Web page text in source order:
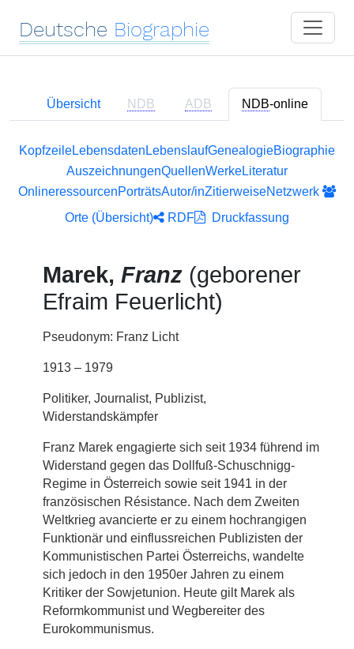
Deutsche Biographie
Übersicht NDB ADB NDB-online
KopfzeileLebensdaten LebenslaufGenealogieBiographie
AuszeichnungenQuellenWerkeLiteratur
OnlineressourcenPorträtsAutor/inZitierweiseNetzwerk
Orte (Übersicht)
RDF Druckfassung
Marek, Franz (geborener
Efraim Feuerlicht)
Pseudonym: Franz Licht
1913 – 1979
Politiker, Journalist, Publizist,
Widerstandskämpfer
Franz Marek engagierte sich seit 1934 führend im
Widerstand gegen das Dollfuß-Schuschnigg-
Regime in Österreich sowie seit 1941 in der
französischen Résistance. Nach dem Zweiten
Weltkrieg avancierte er zu einem hochrangigen
Funktionär und einflussreichen Publizisten der
Kommunistischen Partei Österreichs, wandelte
sich jedoch in den 1950er Jahren zu einem
Kritiker der Sowjetunion. Heute gilt Marek als
Reformkommunist und Wegbereiter des
Eurokommunismus.